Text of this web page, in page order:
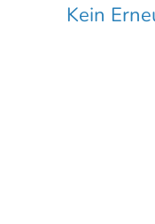
Kein